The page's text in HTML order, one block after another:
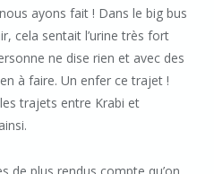
ayons fait ! Dans le big bus
cela sentait l’urine très fort
ne dise rien et avec des
à faire. Un enfer ce trajet !
trajets entre Krabi et